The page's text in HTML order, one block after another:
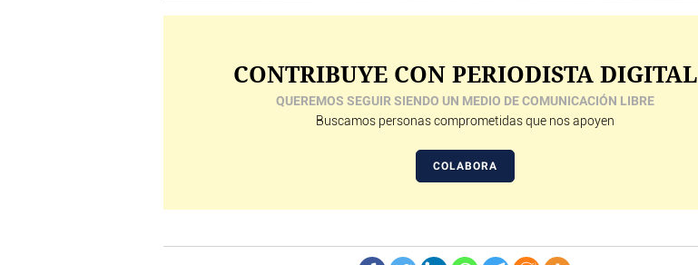
CONTRIBUYE CON PERIODISTA DIGITAL
QUEREMOS SEGUIR SIENDO UN MEDIO DE COMUNICACIÓN LIBRE
Buscamos personas comprometidas que nos apoyen
COLABORA